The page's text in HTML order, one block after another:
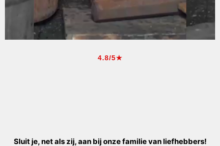
4.8/5★
Sluit je, net als zij, aan bij onze familie van liefhebbers!